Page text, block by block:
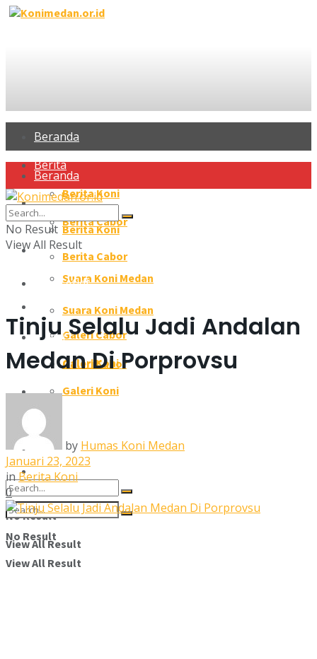
Beranda
Berita
Berita Koni
Berita Cabor
Profil Atlet
Suara Koni Medan
Galeri
Galeri Cabor
Galeri Koni
Pengcab/Pengkot
Susunan Pengurus
Kontak Kami
No Result
View All Result
Beranda
Berita
Berita Koni
Berita Cabor
Profil Atlet
Suara Koni Medan
Galeri
Galeri Cabor
Galeri Koni
Pengcab/Pengkot
Susunan Pengurus
Kontak Kami
No Result
View All Result
No Result
View All Result
Tinju Selalu Jadi Andalan
Medan Di Porprovsu
by Humas Koni Medan
Januari 23, 2023
inBerita Koni
0